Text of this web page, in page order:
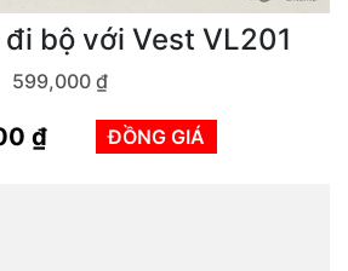
bộ với Vest VL201
599,000 ₫
₫ ĐỒNG GIÁ